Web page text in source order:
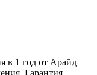
в 1 год от Арайд
Гарантия